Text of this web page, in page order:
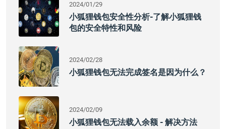
2024/01/29
小狐狸钱包安全性分析-了解小狐狸钱
包的安全特性和风险
2024/02/28
小狐狸钱包无法完成签名是因为什么？
2024/02/09
小狐狸钱包无法载入余额 - 解决方法